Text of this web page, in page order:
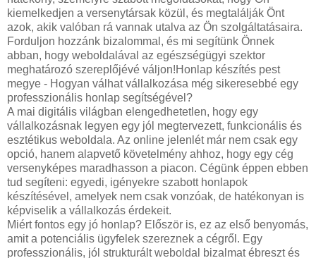
kiemelkedjen a versenytársak közül, és megtalálják Önt
azok, akik valóban rá vannak utalva az Ön szolgáltatásaira.
Forduljon hozzánk bizalommal, és mi segítünk Önnek
abban, hogy weboldalával az egészségügyi szektor
meghatározó szereplőjévé váljon!Honlap készítés pest
megye - Hogyan válhat vállalkozása még sikeresebbé egy
professzionális honlap segítségével?
A mai digitális világban elengedhetetlen, hogy egy
vállalkozásnak legyen egy jól megtervezett, funkcionális és
esztétikus weboldala. Az online jelenlét már nem csak egy
opció, hanem alapvető követelmény ahhoz, hogy egy cég
versenyképes maradhasson a piacon. Cégünk éppen ebben
tud segíteni: egyedi, igényekre szabott honlapok
készítésével, amelyek nem csak vonzóak, de hatékonyan is
képviselik a vállalkozás érdekeit.
Miért fontos egy jó honlap? Először is, ez az első benyomás,
amit a potenciális ügyfelek szereznek a cégről. Egy
professzionális, jól strukturált weboldal bizalmat ébreszt és